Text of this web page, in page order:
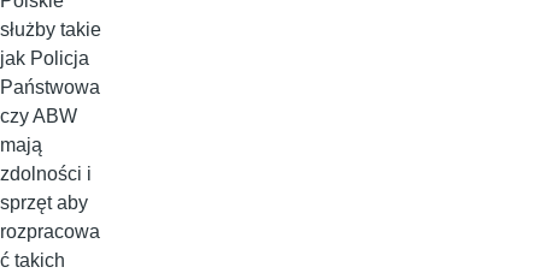
służby takie
jak Policja
Państwowa
czy ABW
mają
zdolności i
sprzęt aby
rozpracowa
ć takich